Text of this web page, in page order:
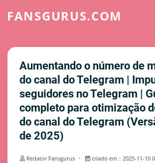
FANSGURUS.COM
Aumentando o número de
do canal do Telegram |
seguidores no Telegram |
completo para otimização
do canal do Telegram
de 2025)
Redator Fansgurus · criado em：2025-11-10